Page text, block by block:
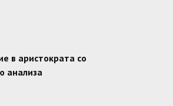
в аристократа со
анализа